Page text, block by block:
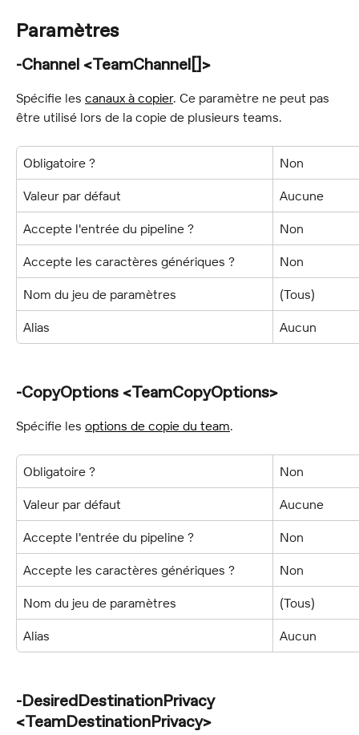
Paramètres
-Channel <TeamChannel[]>
Spécifie les canaux à copier. Ce paramètre ne peut pas
être utilisé lors de la copie de plusieurs teams.
Obligatoire ? Non
Valeur par défaut Aucune
Accepte l'entrée du pipeline ? Non
Accepte les caractères génériques ? Non
Nom du jeu de paramètres (Tous)
Alias Aucun
-CopyOptions <TeamCopyOptions>
Spécifie les options de copie du team.
Obligatoire ? Non
Valeur par défaut Aucune
Accepte l'entrée du pipeline ? Non
Accepte les caractères génériques ? Non
Nom du jeu de paramètres (Tous)
Alias Aucun
-DesiredDestinationPrivacy
<TeamDestinationPrivacy>